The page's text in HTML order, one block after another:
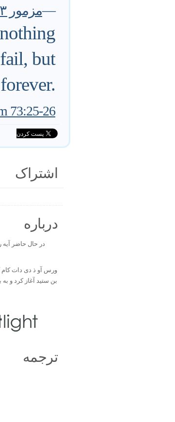
—مزمور ۲۵:۷۳-۲۶
but
73:25-26
اشتراک
درباره
بن ستید آغاز کرد و
ترجمه